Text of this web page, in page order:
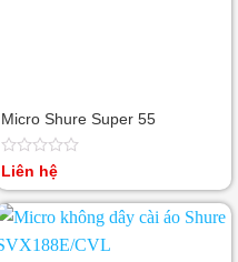
Micro Shure Super 55
Được
hạng
0
sao
Liên hệ